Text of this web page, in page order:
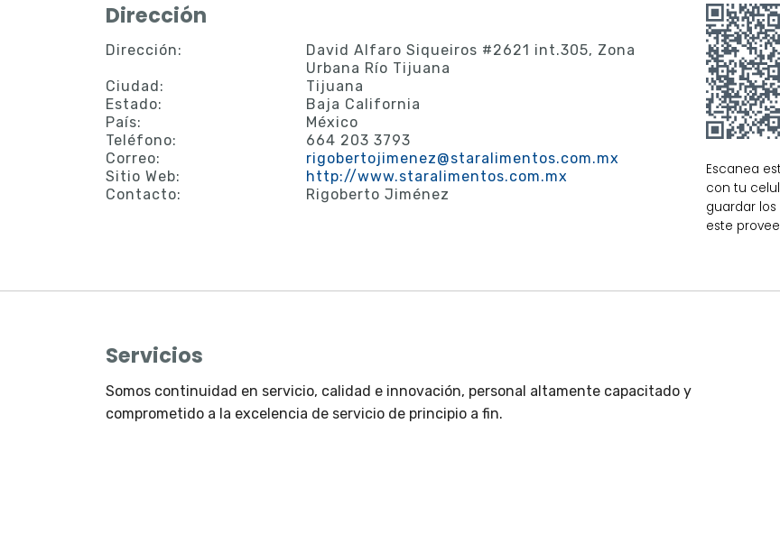
Dirección
Dirección:
David Alfaro Siqueiros #2621 int.305, Zona
Urbana Río Tijuana
Ciudad:
Tijuana
Estado:
Baja California
País:
México
Teléfono:
664 203 3793
Correo:
rigobertojimenez@staralimentos.com.mx
Sitio Web:
http://www.staralimentos.com.mx
Contacto:
Rigoberto Jiménez
Escanea
con tu
guardar
este
Servicios
Somos continuidad en servicio, calidad e innovación, personal altamente capacitado y
comprometido a la excelencia de servicio de principio a fin.